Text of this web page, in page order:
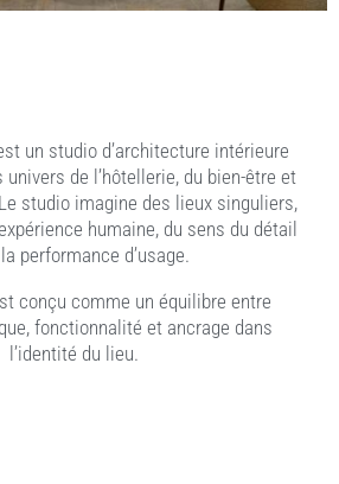
un studio d’architecture intérieure
de l’hôtellerie, du bien-être et
studio imagine des lieux singuliers,
humaine, du sens du détail
performance d’usage.
conçu comme un équilibre entre
fonctionnalité et ancrage dans
l’identité du lieu.